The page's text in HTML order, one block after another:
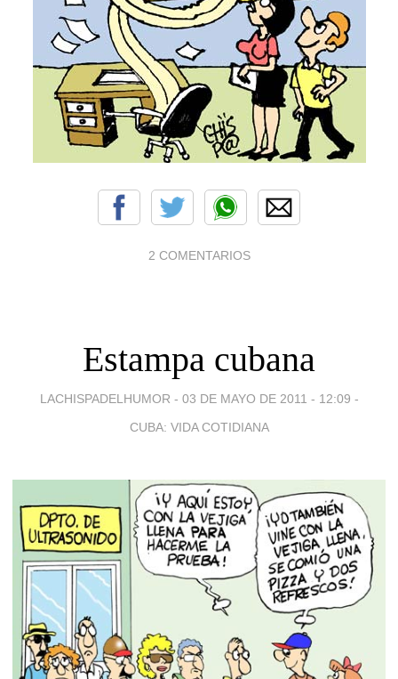
2 COMENTARIOS
Estampa cubana
LACHISPADELHUMOR - 03 DE MAYO DE 2011 - 12:09 -
CUBA: VIDA COTIDIANA